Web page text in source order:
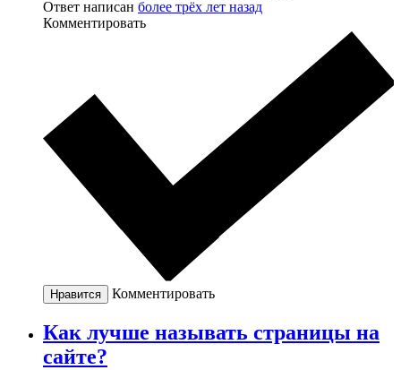
Ответ написан более трёх лет назад
Комментировать
Нравится Комментировать
Как лучше называть страницы на
сайте?